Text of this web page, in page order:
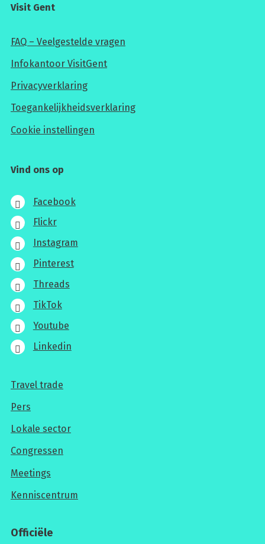
Visit Gent
FAQ – Veelgestelde vragen
Infokantoor VisitGent
Privacyverklaring
Toegankelijkheidsverklaring
Cookie instellingen
Vind ons op
Facebook
Flickr
Instagram
Pinterest
Threads
TikTok
Youtube
Linkedin
Voor
professionals
Travel trade
Pers
Lokale sector
Congressen
Meetings
Kenniscentrum
Officiële